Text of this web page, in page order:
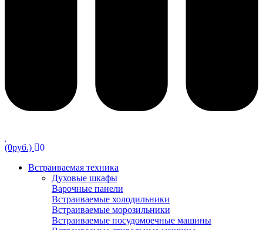
(0руб.)
0
Встраиваемая техника
Духовые шкафы
Варочные панели
Встраиваемые холодильники
Встраиваемые морозильники
Встраиваемые посудомоечные машины